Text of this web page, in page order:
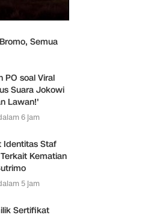
Semua
PO soal Viral
Suara Jokowi
Lawan!'
6 jam
Identitas Staf
Kematian
5 jam
Sertifikat